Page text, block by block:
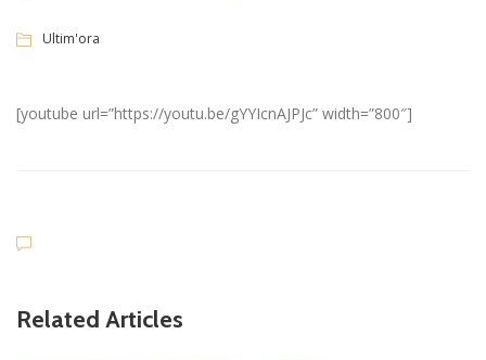
Ultim'ora
[youtube url=”https://youtu.be/gYYIcnAJPJc” width=”800″]
Related Articles